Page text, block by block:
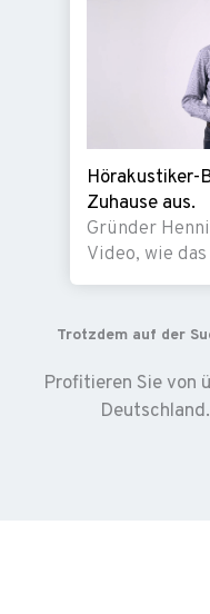
Hörakustiker-
Zuhause aus.
Gründer
Video, wie
Trotzdem auf der
Profitieren Sie von
Deutschland.